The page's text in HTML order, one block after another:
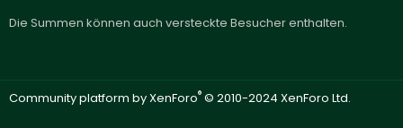
Die Summen können auch versteckte Besucher enthalten.
Community platform by XenForo® © 2010-2024 XenForo Ltd.